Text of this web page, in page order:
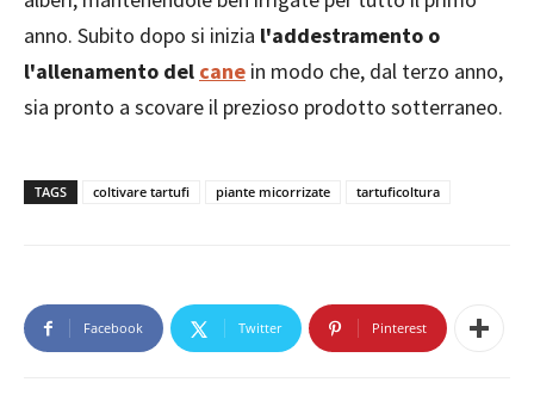
anno. Subito dopo si inizia l'addestramento o
l'allenamento del cane in modo che, dal terzo anno,
sia pronto a scovare il prezioso prodotto sotterraneo.
TAGS coltivare tartufi piante micorrizate tartuficoltura
Facebook Twitter Pinterest